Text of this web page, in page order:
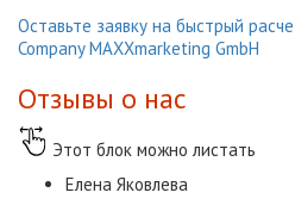
Оставьте заявку на быстрый
Company MAXXmarketing GmbH
Отзывы о нас
Этот блок можно листать
Елена Яковлева